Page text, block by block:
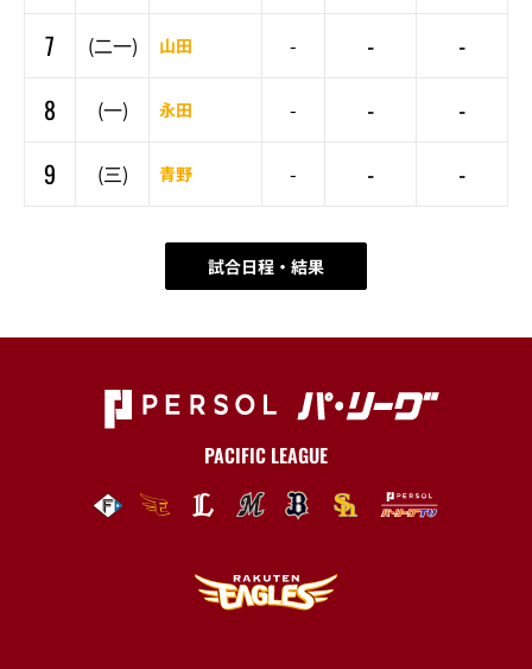
7
(二一) 山田 - -
-
8
(一) 永田 - -
-
9
(三) 青野 - - -
試合日程・結果
PACIFIC LEAGUE